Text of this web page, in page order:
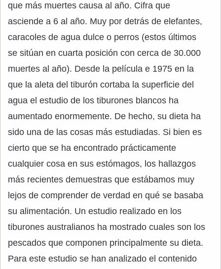
que más muertes causa al año. Cifra que
asciende a 6 al año. Muy por detrás de elefantes,
caracoles de agua dulce o perros (estos últimos
se sitúan en cuarta posición con cerca de 30.000
muertes al año). Desde la película e 1975 en la
que la aleta del tiburón cortaba la superficie del
agua el estudio de los tiburones blancos ha
aumentado enormemente. De hecho, su dieta ha
sido una de las cosas más estudiadas. Si bien es
cierto que se ha encontrado prácticamente
cualquier cosa en sus estómagos, los hallazgos
más recientes demuestras que estábamos muy
lejos de comprender de verdad en qué se basaba
su alimentación. Un estudio realizado en los
tiburones australianos ha mostrado cuales son los
pescados que componen principalmente su dieta.
Para este estudio se han analizado el contenido